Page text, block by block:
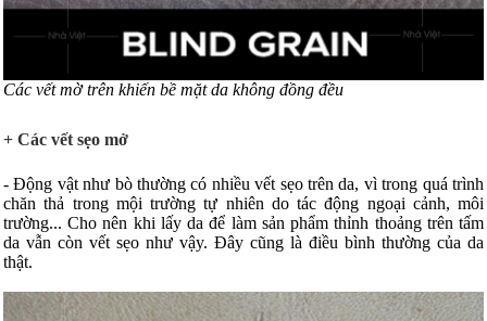
Các vết mờ trên khiến bề mặt da không đồng đều
+ Các vết sẹo mở
- Động vật như bò thường có nhiều vết sẹo trên da, vì trong quá trình
chăn thả trong mội trường tự nhiên do tác động ngoại cảnh, môi
trường... Cho nên khi lấy da để làm sản phẩm thỉnh thoảng trên tấm
da vẫn còn vết sẹo như vậy. Đây cũng là điều bình thường của da
thật.